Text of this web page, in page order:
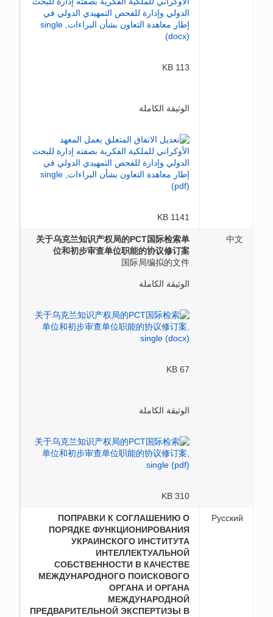
113 KB
الوثيقة الكاملة
1141 KB
中文
关于乌克兰知识产权局的PCT国际检索单
位和初步审查单位职能的协议修订案
国际局编拟的文件
الوثيقة الكاملة
67 KB
الوثيقة الكاملة
310 KB
Русский
ПОПРАВКИ К СОГЛАШЕНИЮ О
ПОРЯДКЕ ФУНКЦИОНИРОВАНИЯ
УКРАИНСКОГО ИНСТИТУТА
ИНТЕЛЛЕКТУАЛЬНОЙ
СОБСТВЕННОСТИ В КАЧЕСТВЕ
МЕЖДУНАРОДНОГО ПОИСКОВОГО
ОРГАНА И ОРГАНА
МЕЖДУНАРОДНОЙ
ПРЕДВАРИТЕЛЬНОЙ ЭКСПЕРТИЗЫ В